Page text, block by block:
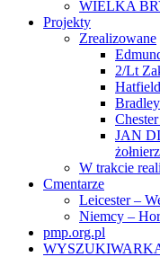
WIELKA
Projekty
Zrealizowane
2/Lt
JAN
W trakcie
Cmentarze
Leicester –
Niemcy –
pmp.org.pl